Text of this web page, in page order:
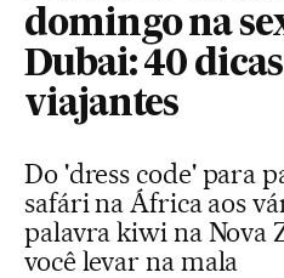
domingo na
Dubai: 40
viajantes
Do 'dress code' para
safári na África aos
palavra kiwi na Nova
você levar na mala